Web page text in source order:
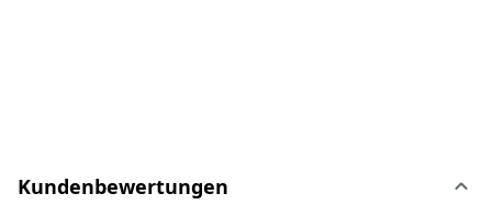
Kundenbewertungen